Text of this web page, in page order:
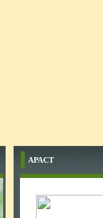
APACT